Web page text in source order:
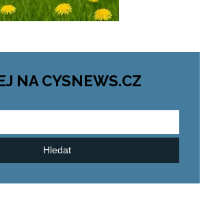
NA CYSNEWS.CZ